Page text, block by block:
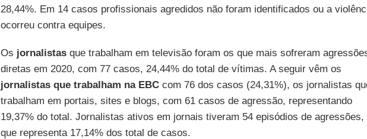
28,44%. Em 14 casos profissionais agredidos não foram identificados ou a
ocorreu contra equipes.
Os jornalistasque trabalham em televisão foram os que mais sofreram
diretas em 2020, com 77 casos, 24,44% do total de vítimas. A seguir vêm os
jornalistas que trabalham na EBCcom 76 dos casos (24,31%), os jornalistas
trabalham em portais, sites e blogs, com 61 casos de agressão, representando
19,37% do total. Jornalistas ativos em jornais tiveram 54 episódios de agressões,
que representa 17,14% dos total de casos.